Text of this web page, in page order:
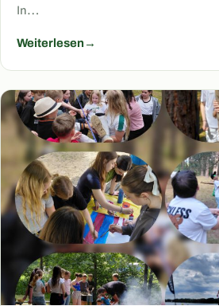
In…
Weiterlesen